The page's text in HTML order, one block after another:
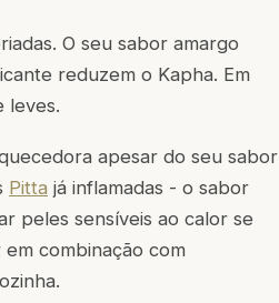
O seu sabor amargo
reduzem o Kapha. Em
leves.
apesar do seu sabor
Pitta já inflamadas - o sabor
peles sensíveis ao calor se
combinação com